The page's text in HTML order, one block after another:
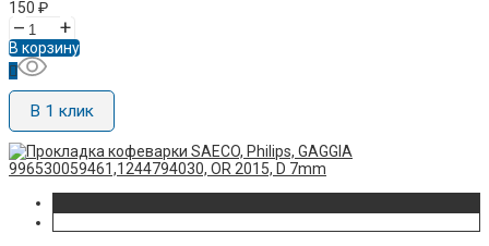
150 ₽
– +
В корзину
В 1 клик